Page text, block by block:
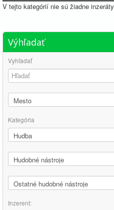
V tejto kategórií nie sú žiadne inzeráty
Výhľadať
Vyhľadať
Kategória
Inzerent: